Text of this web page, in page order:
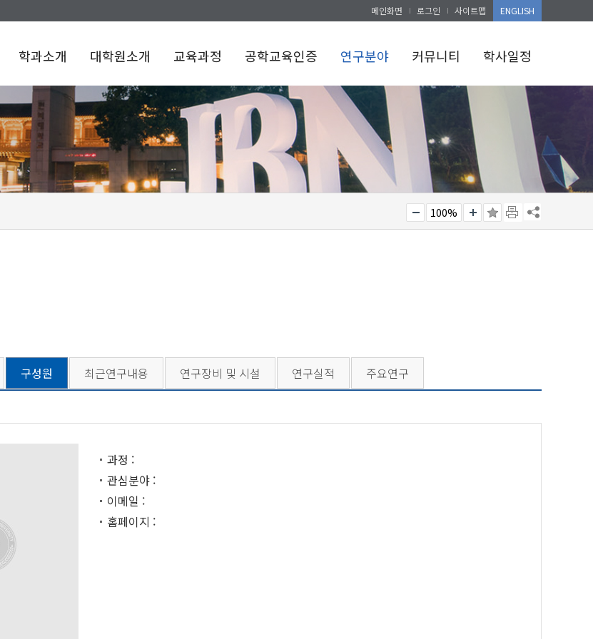
메인화면 로그인 사이트맵 ENGLISH
학과소개 대학원소개 교육과정 공학교육인증 연구분야 커뮤니티 학사일정
100%
구성원 최근연구내용 연구장비 및 시설 연구실적 주요연구
과정 :
관심분야 :
이메일 :
홈페이지 :